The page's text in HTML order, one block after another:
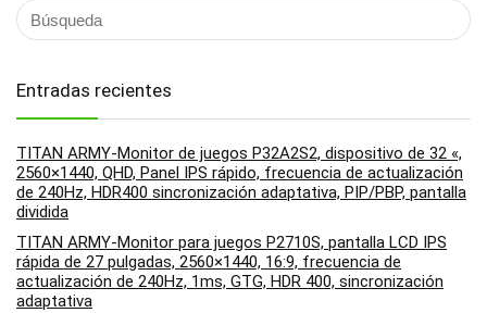
Entradas recientes
TITAN ARMY-Monitor de juegos P32A2S2, dispositivo de 32 «,
2560×1440, QHD, Panel IPS rápido, frecuencia de actualización
de 240Hz, HDR400 sincronización adaptativa, PIP/PBP, pantalla
dividida
TITAN ARMY-Monitor para juegos P2710S, pantalla LCD IPS
rápida de 27 pulgadas, 2560×1440, 16:9, frecuencia de
actualización de 240Hz, 1ms, GTG, HDR 400, sincronización
adaptativa